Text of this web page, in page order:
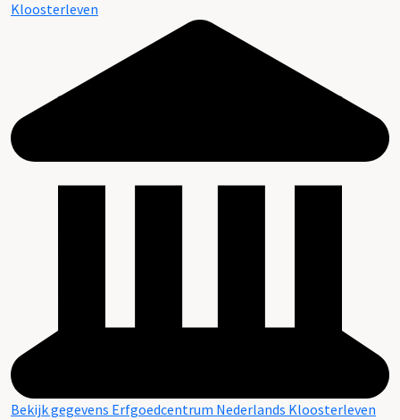
Kloosterleven
Bekijk gegevens Erfgoedcentrum Nederlands Kloosterleven